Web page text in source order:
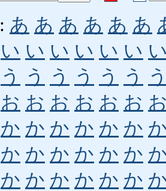
: あ あ あ あ あ あ
い い い い い い
う う う う う う
お お お お お お
か か か か か か
か か か か か か
か か か か か か